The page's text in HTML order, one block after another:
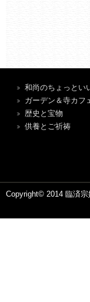
和尚のちょっとい
ガーデン＆寺カフ
歴史と宝物
供養とご祈祷
Copyright© 2014 臨済